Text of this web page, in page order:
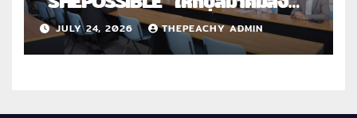
เสริมสถานภาพสตรีฯ เนื่องในวันสตรี
สากล 2569
JULY 24, 2026 THEPEACHY ADMIN